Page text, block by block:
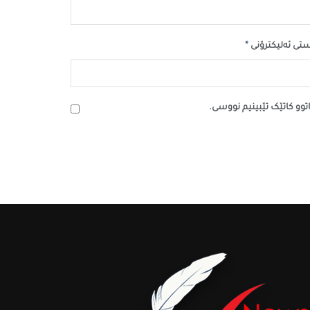
ئەلیکترۆنی *
کاتێک تێبینیم نووسی.